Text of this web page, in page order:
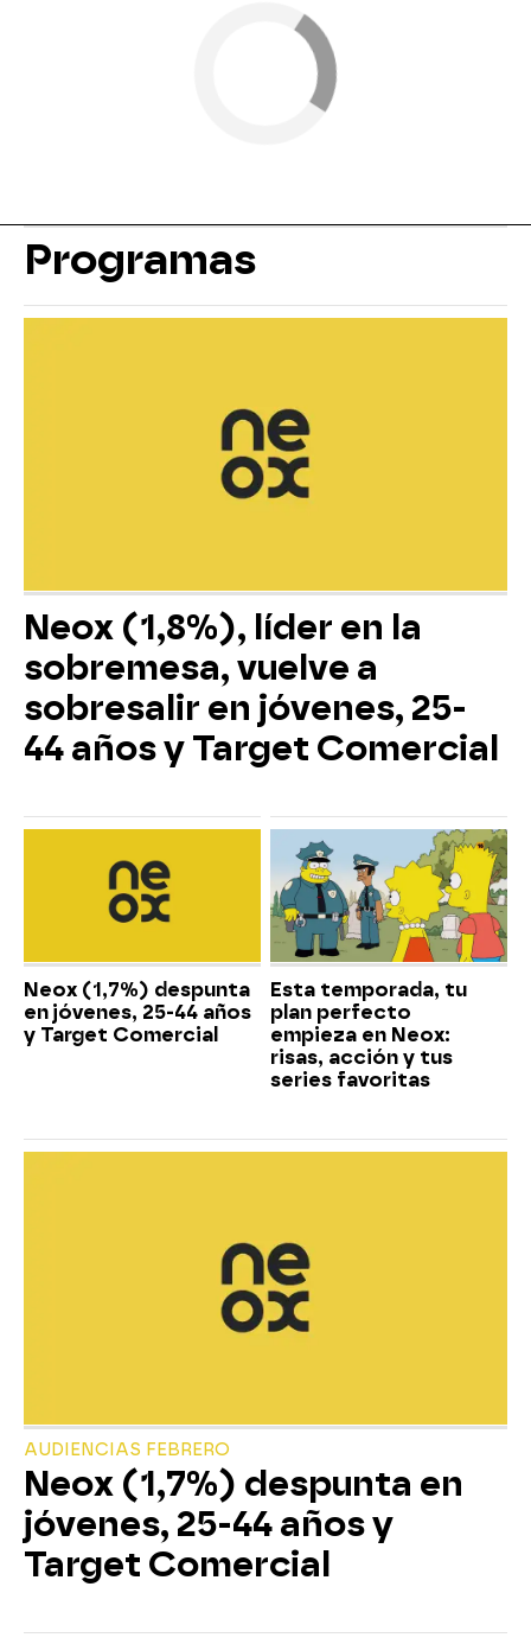
Programas
Neox (1,8%), líder en la
sobremesa, vuelve a
sobresalir en jóvenes, 25-
44 años y Target Comercial
Neox (1,7%) despunta
en jóvenes, 25-44 años
y Target Comercial
Esta temporada, tu
plan perfecto
empieza en Neox:
risas, acción y tus
series favoritas
AUDIENCIAS FEBRERO
Neox (1,7%) despunta en
jóvenes, 25-44 años y
Target Comercial